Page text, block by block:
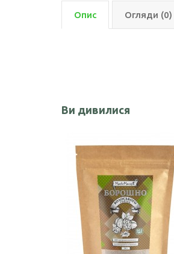
Оливкова олія
Ядер кондитерського
Кокосова олія
Опис Огляди (0)
Ви дивилися